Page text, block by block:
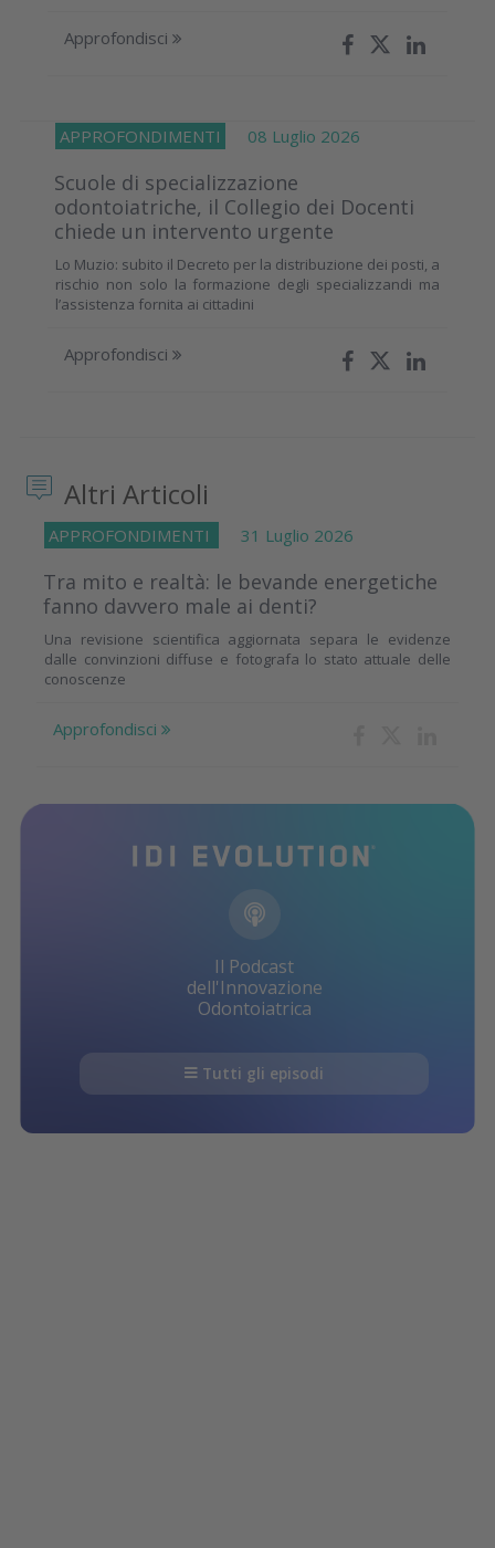
Approfondisci
APPROFONDIMENTI 08 Luglio 2026
Scuole di specializzazione
odontoiatriche, il Collegio dei Docenti
chiede un intervento urgente
Lo Muzio: subito il Decreto per la distribuzione dei posti, a
rischio non solo la formazione degli specializzandi ma
l’assistenza fornita ai cittadini
Approfondisci
Altri Articoli
APPROFONDIMENTI 31 Luglio 2026
Tra mito e realtà: le bevande energetiche
fanno davvero male ai denti?
Una revisione scientifica aggiornata separa le evidenze
dalle convinzioni diffuse e fotografa lo stato attuale delle
conoscenze
Approfondisci
Il Podcast
dell'Innovazione
Odontoiatrica
Tutti gli episodi